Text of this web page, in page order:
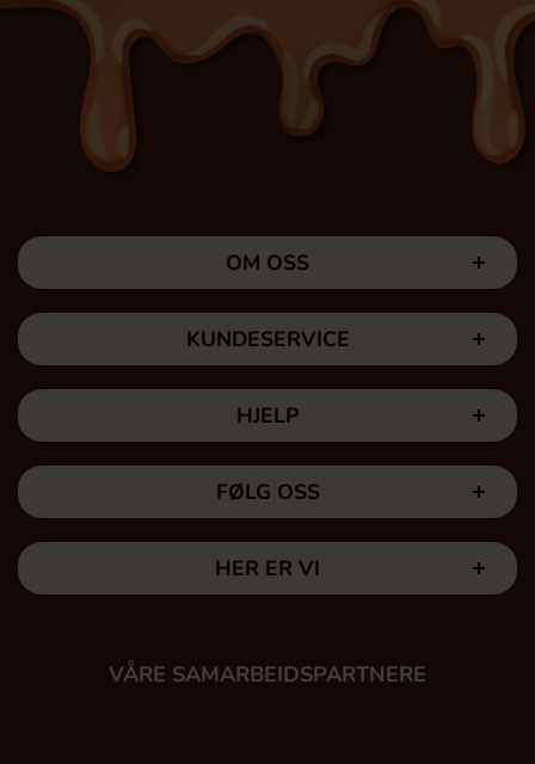
OM OSS
KUNDESERVICE
HJELP
FØLG OSS
HER ER VI
VÅRE SAMARBEIDSPARTNERE